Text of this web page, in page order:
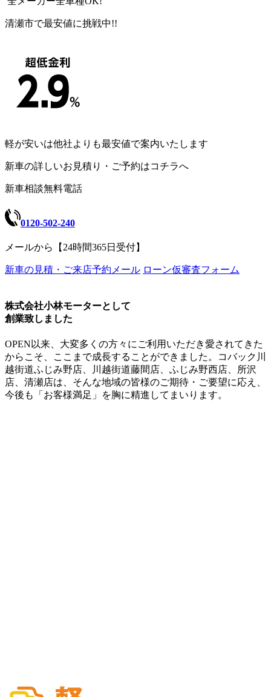
清瀬市で最安値に挑戦中!!
軽が安いは他社よりも最安値で案内いたします
新車の詳しいお見積り・ご予約はコチラへ
新車相談無料電話
0120-502-240
メールから【24時間365日受付】
新車の見積・ご来店予約メール ローン仮審査フォーム
株式会社小林モーターとして
創業致しました
OPEN以来、大変多くの方々にご利用いただき愛されてきた
からこそ、ここまで成長することができました。コバック川
越街道ふじみ野店、川越街道藤間店、ふじみ野西店、所沢
店、清瀬店は、そんな地域の皆様のご期待・ご要望に応え、
今後も「お客様満足」を胸に精進してまいります。